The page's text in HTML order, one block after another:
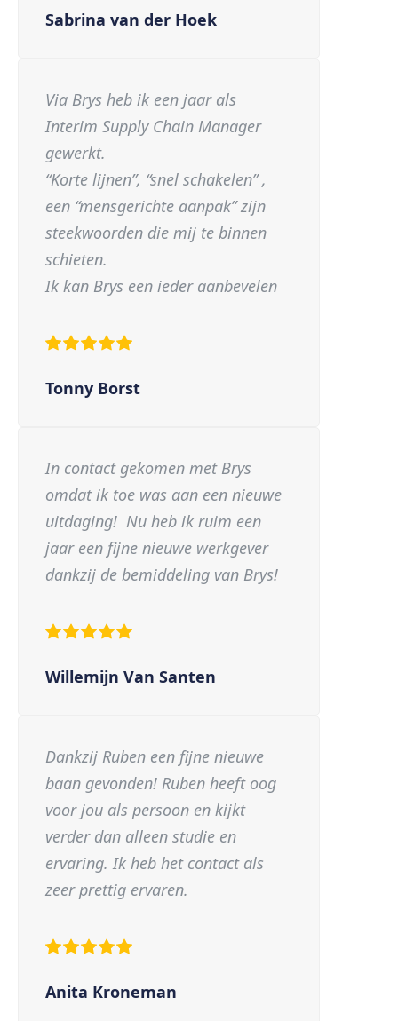
Sabrina van der Hoek
Via Brys heb ik een jaar als
Interim Supply Chain Manager
gewerkt.
“Korte lijnen”, “snel schakelen” ,
een “mensgerichte aanpak” zijn
steekwoorden die mij te binnen
schieten.
Ik kan Brys een ieder aanbevelen
Tonny Borst
In contact gekomen met Brys
omdat ik toe was aan een nieuwe
uitdaging! Nu heb ik ruim een
jaar een fijne nieuwe werkgever
dankzij de bemiddeling van Brys!
Willemijn Van Santen
Dankzij Ruben een fijne nieuwe
baan gevonden! Ruben heeft oog
voor jou als persoon en kijkt
verder dan alleen studie en
ervaring. Ik heb het contact als
zeer prettig ervaren.
Anita Kroneman